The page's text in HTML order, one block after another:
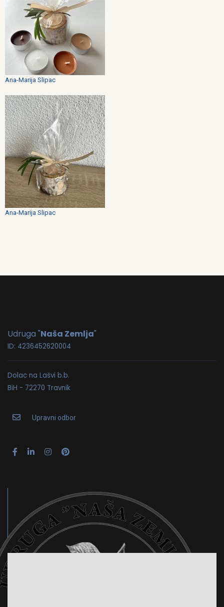
Ana-Marija Slipac
Ana-Marija Slipac
Udruga "Naša Zemlja"
ID: 4236452620004
Dolac na Lašvi b.b.
BiH - 72270 Travnik
Upravni odbor